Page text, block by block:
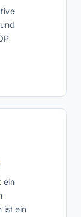
ein
ist ein